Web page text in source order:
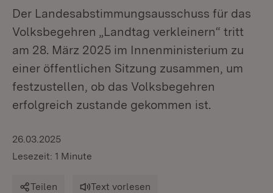
Der Landesabstimmungsausschuss für das
Volksbegehren „Landtag verkleinern“ tritt
am 28. März 2025 im Innenministerium zu
einer öffentlichen Sitzung zusammen, um
festzustellen, ob das Volksbegehren
erfolgreich zustande gekommen ist.
26.03.2025
Lesezeit: 1 Minute
Teilen Text vorlesen